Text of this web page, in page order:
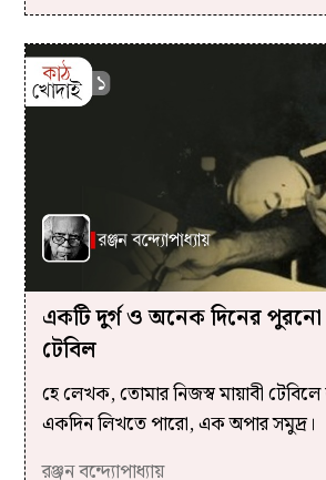
একটি দুর্গ ও অনেক দিনের
টেবিল
হে লেখক, তোমার নিজস্ব মায়াবী
একদিন লিখতে পারো, এক অপার সমুদ্র।
রঞ্জন বন্দ্যোপাধ্যায়